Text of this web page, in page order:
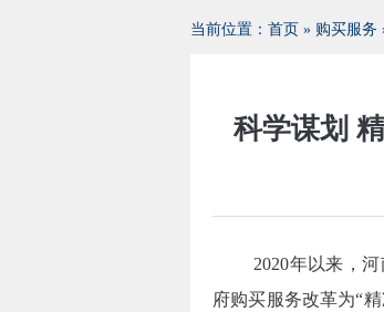
当前位置： 首页 » 购买服务
科学谋划
2020年以来，
府购买服务改革为“